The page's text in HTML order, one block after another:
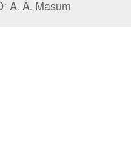
A. A. Masum